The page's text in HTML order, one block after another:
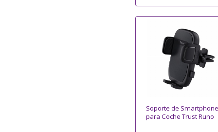
Soporte de Smartphone
para Coche Trust Runo